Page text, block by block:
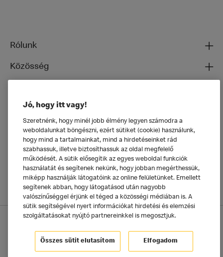
Rólunk
Közösség
Általános
Adatkezelési tájékoztató
McDonald's Alkalmazás Sütik beállítása
Jó, hogy itt vagy!
Szeretnénk, hogy minél jobb élmény legyen számodra a
weboldalunkat böngészni, ezért sütiket (cookie) használunk,
hogy mind a tartalmainkat, mind a hirdetéseinket rád
szabhassuk, illetve biztosíthassuk az oldal megfelelő
működését. A sütik elősegítik az egyes weboldal funkciók
használatát és segítenek nekünk, hogy jobban megérthessük,
miképp használják látogatóink az online felületünket. Emellett
segítenek abban, hogy látogatásod után nagyobb
valószínűséggel érjünk el téged a közösségi médiában is. A
sütik segítségével nyert információkat hirdetési és elemzési
szolgáltatásokat nyújtó partnereinkkel is megosztjuk.
Összes sütit elutasítom Elfogadom